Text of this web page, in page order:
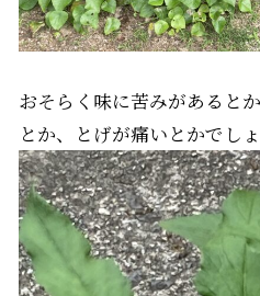
おそらく味に苦みがあると
とか、とげが痛いとかでしょ